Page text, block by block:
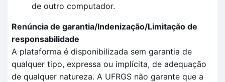
de outro computador.
Renúncia de garantia/Indenização/Limitação de
responsabilidade
A plataforma é disponibilizada sem garantia de
qualquer tipo, expressa ou implícita, de adequação
de qualquer natureza. A UFRGS não garante que a